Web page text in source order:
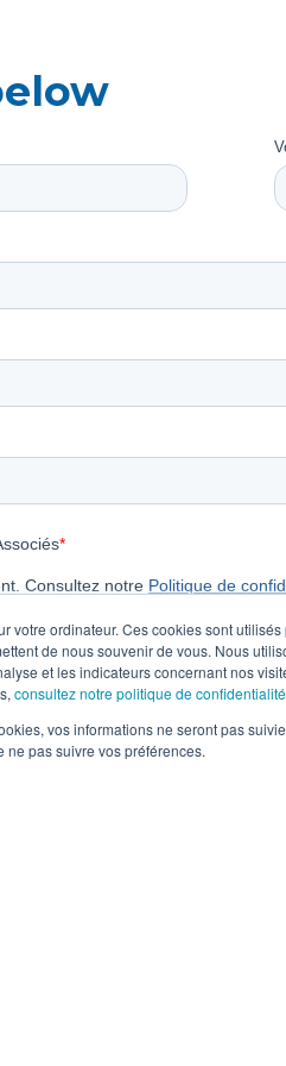
votre ordinateur. Ces cookies sont
de nous souvenir de vous. Nous
et les indicateurs concernant nos
consultez notre politique de confidentialité
vos informations ne seront pas
pas suivre vos préférences.